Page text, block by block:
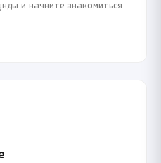
и начните знакомиться